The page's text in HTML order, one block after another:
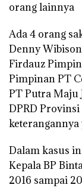
orang lainnya
Ada 4 orang
Denny
Firdauz
Pimpinan PT
PT Putra Maju
DPRD
Dalam kasus
Kepala BP
2016 sampai